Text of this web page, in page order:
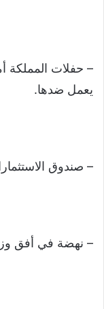
– حفلات المملكة
يعمل ضدها.
– صندوق
– نهضة في أفق